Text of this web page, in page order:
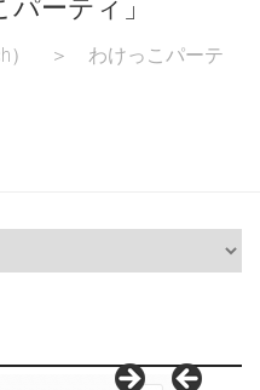
ーティ」
） ＞ わけっこパーテ